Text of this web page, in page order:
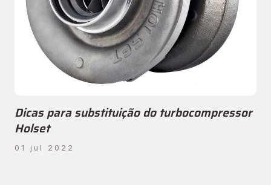
Dicas para substituição do turbocompressor
Holset
01 jul 2022